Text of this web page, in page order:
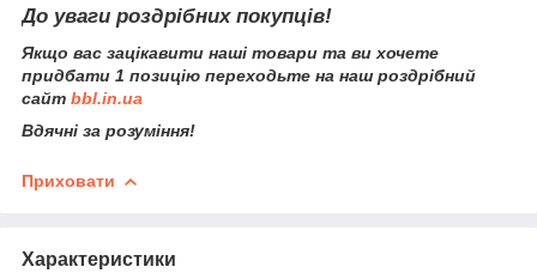
До уваги роздрібних покупців!
Якщо вас зацікавити наші товари та ви хочете
придбати 1 позицію переходьте на наш роздрібний
сайт bbl.in.ua
Вдячні за розуміння!
Приховати
Характеристики